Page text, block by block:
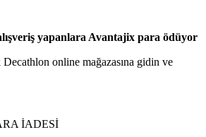
yapanlara Avantajix para ödüyor
online mağazasına gidin ve
İADESİ